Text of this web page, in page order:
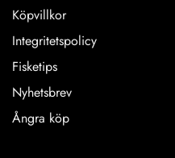
Köpvillkor
Integritetspolicy
Fisketips
Nyhetsbrev
Ångra köp